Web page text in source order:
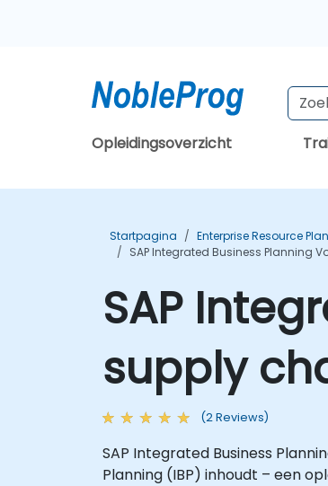
Opleidingsoverzicht
Startpagina Enterprise Resource
SAP Integrated Business Planning
SAP
supply
(2 Reviews)
SAP Integrated Business
Planning (IBP) inhoudt – een